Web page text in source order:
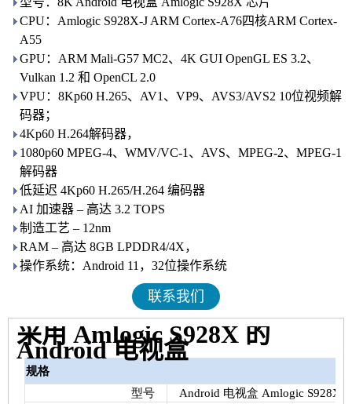
CPU：Amlogic S928X-J ARM Cortex-A76四核ARM Cortex-
A55
GPU：ARM Mali-G57 MC2、4K GUI OpenGL ES 3.2、
Vulkan 1.2 和 OpenCL 2.0
VPU：8Kp60 H.265、AV1、VP9、AVS3/AVS2 10位视频解
码器；
4Kp60 H.264解码器，
1080p60 MPEG-4、WMV/VC-1、AVS、MPEG-2、MPEG-1
解码器
低延迟 4Kp60 H.265/H.264 编码器
AI 加速器 – 高达 3.2 TOPS
制造工艺 – 12nm
RAM – 高达 8GB LPDDR4/4X，
操作系统：Android 11，32位操作系统
联系我们
采用 Amlogic S928X 的
Android 电视盒
规格
型号
Android 电视盒 Amlogic S928X